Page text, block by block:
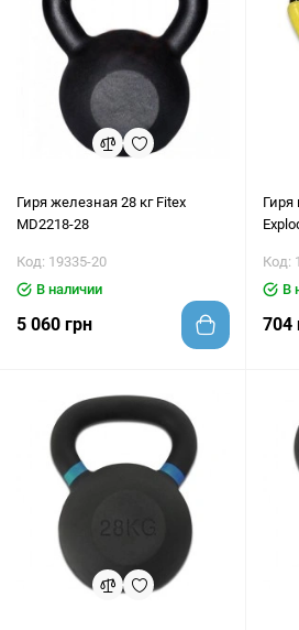
Гиря железная 28 кг Fitex
MD2218-28
Код: 19335-20
В наличии
5 060 грн
Гиря
Код:
В
704